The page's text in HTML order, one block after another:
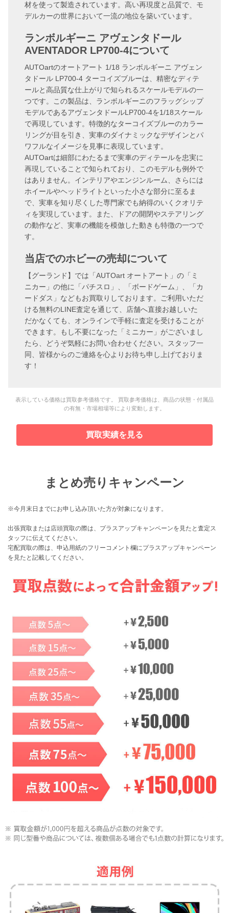
材を使って製造されています。高い再現度と品質で、モ
デルカーの世界において一流の地位を築いています。
ランボルギーニ アヴェンタドール
AVENTADOR LP700-4について
AUTOartのオートアート 1/18 ランボルギーニ アヴェン
タドール LP700-4 ターコイズブルーは、精密なディテ
ールと高品質な仕上がりで知られるスケールモデルの一
つです。この製品は、ランボルギーニのフラッグシップ
モデルであるアヴェンタドールLP700-4を1/18スケール
で再現しています。特徴的なターコイズブルーのカラー
リングが目を引き、実車のダイナミックなデザインとパ
ワフルなイメージを見事に表現しています。
AUTOartは細部にわたるまで実車のディテールを忠実に
再現していることで知られており、このモデルも例外で
はありません。インテリアやエンジンルーム、さらには
ホイールやヘッドライトといった小さな部分に至るま
で、実車を知り尽くした専門家でも納得のいくクオリテ
ィを実現しています。また、ドアの開閉やステアリング
の動作など、実車の機能を模倣した動きも特徴の一つで
す。
当店でのホビーの売却について
【グーランド】では「AUTOart オートアート」の「ミ
ニカー」の他に「パチスロ」、「ボードゲーム」、「カ
ードダス」などもお買取りしております。ご利用いただ
ける無料のLINE査定を通じて、店舗へ直接お越しいた
だかなくても、オンラインで手軽に査定を受けることが
できます。もし不要になった「ミニカー」がございまし
たら、どうぞ気軽にお問い合わせください。スタッフ一
同、皆様からのご連絡を心よりお待ち申し上げておりま
す！
表示している価格は買取参考価格です。 買取参考価格は、商品の状態・付属品
の有無・市場相場等により変動します。
買取実績を見る
まとめ売りキャンペーン
※今月末日までにお申し込み頂いた方が対象になります。
出張買取または店頭買取の際は、プラスアップキャンペーンを見たと査定ス
タッフに伝えてください。
宅配買取の際は、申込用紙のフリーコメント欄にプラスアップキャンペーン
を見たと記載してください。